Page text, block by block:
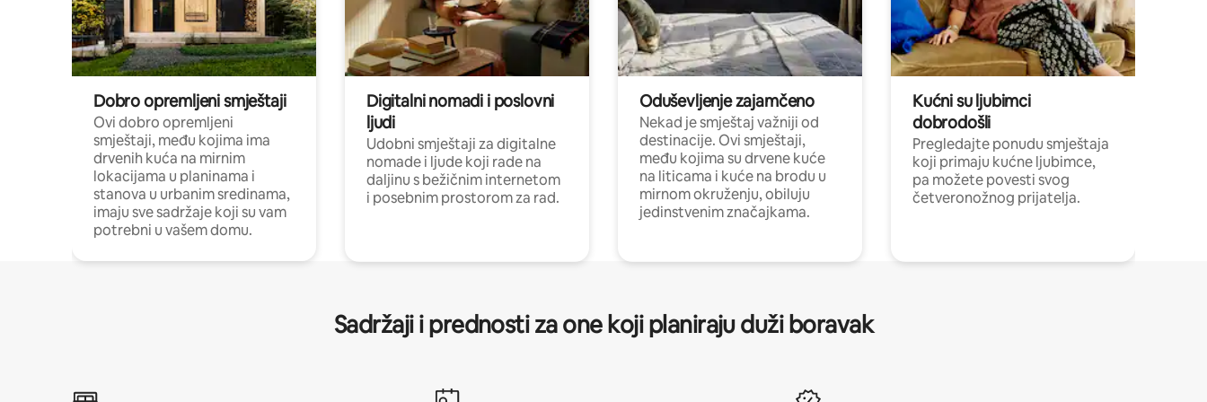
Dobro opremljeni smještaji
Ovi dobro opremljeni
smještaji, među kojima ima
drvenih kuća na mirnim
lokacijama u planinama i
stanova u urbanim sredinama,
imaju sve sadržaje koji su vam
potrebni u vašem domu.
Digitalni nomadi i poslovni
ljudi
Udobni smještaji za digitalne
nomade i ljude koji rade na
daljinu s bežičnim internetom
i posebnim prostorom za rad.
Oduševljenje zajamčeno
Nekad je smještaj važniji od
destinacije. Ovi smještaji,
među kojima su drvene kuće
na liticama i kuće na brodu u
mirnom okruženju, obiluju
jedinstvenim značajkama.
Kućni su ljubimci
dobrodošli
Pregledajte ponudu smještaja
koji primaju kućne ljubimce,
pa možete povesti svog
četveronožnog prijatelja.
Sadržaji i prednosti za one koji planiraju duži boravak